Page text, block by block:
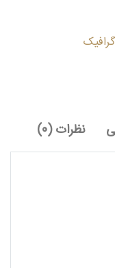
گرافیک
نظرات (0)